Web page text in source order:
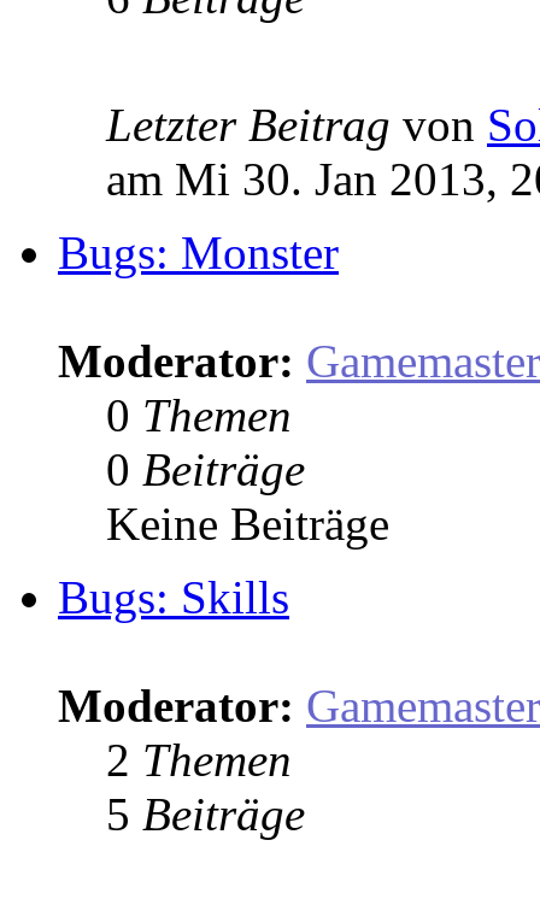
Letzter Beitrag von
am Mi 30. Jan 2013,
Bugs: Monster
Moderator: Gamemaster
0 Themen
0 Beiträge
Keine Beiträge
Bugs: Skills
Moderator: Gamemaster
2 Themen
5 Beiträge